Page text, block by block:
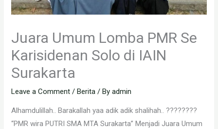
Juara Umum Lomba PMR Se
Karisidenan Solo di IAIN
Surakarta
Leave a Comment /Berita / Byadmin
Alhamdulillah.. Barakallah yaa adik adik shalihah.. ????????
“PMR wira PUTRI SMA MTA Surakarta” Menjadi Juara Umum